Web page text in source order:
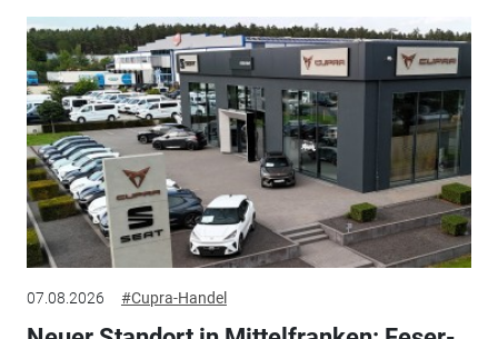
07.08.2026 #Cupra-Handel